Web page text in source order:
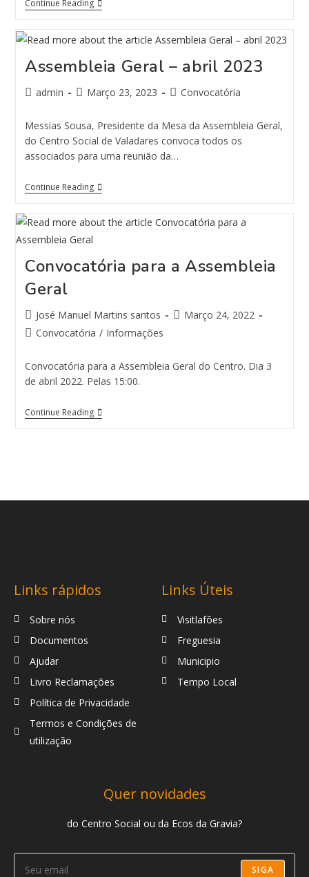
Continue Reading
Assembleia Geral – abril 2023
admin Março 23, 2023 Convocatória
Messias Sousa, Presidente da Mesa da Assembleia Geral,
do Centro Social de Valadares convoca todos os
associados para uma reunião da…
Continue Reading
Convocatória para a Assembleia
Geral
José Manuel Martins santos
Março 24, 2022
Convocatória / Informações
Convocatória para a Assembleia Geral do Centro. Dia 3
de abril 2022. Pelas 15:00.
Continue Reading
Links rápidos
Sobre nós
Documentos
Ajudar
Livro Reclamações
Política de Privacidade
Termos e Condições de
utilização
Links Úteis
Visitlafões
Freguesia
Municipio
Tempo Local
Quer novidades
do Centro Social ou da Ecos da Gravia?
SIGA